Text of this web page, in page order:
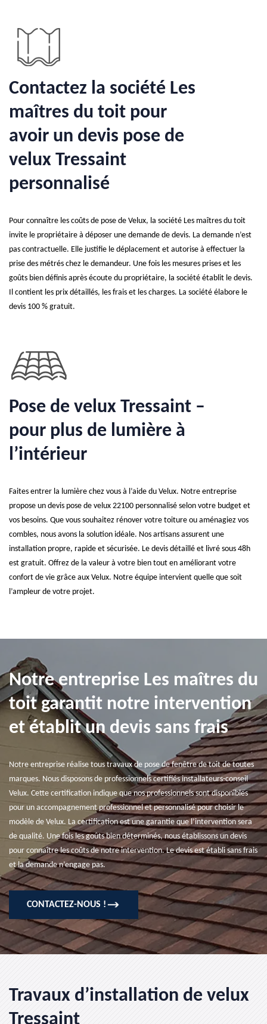
Contactez la société Les
maîtres du toit pour
avoir un devis pose de
velux Tressaint
personnalisé
Pour connaître les coûts de pose de Velux, la société Les maîtres du toit
invite le propriétaire à déposer une demande de devis. La demande n’est
pas contractuelle. Elle justifie le déplacement et autorise à effectuer la
prise des métrés chez le demandeur. Une fois les mesures prises et les
goûts bien définis après écoute du propriétaire, la société établit le devis.
Il contient les prix détaillés, les frais et les charges. La société élabore le
devis 100 % gratuit.
Pose de velux Tressaint –
pour plus de lumière à
l’intérieur
Faites entrer la lumière chez vous à l’aide du Velux. Notre entreprise
propose un devis pose de velux 22100 personnalisé selon votre budget et
vos besoins. Que vous souhaitez rénover votre toiture ou aménagiez vos
combles, nous avons la solution idéale. Nos artisans assurent une
installation propre, rapide et sécurisée. Le devis détaillé et livré sous 48h
est gratuit. Offrez de la valeur à votre bien tout en améliorant votre
confort de vie grâce aux Velux. Notre équipe intervient quelle que soit
l’ampleur de votre projet.
Notre entreprise Les maîtres du
toit garantit notre intervention
et établit un devis sans frais
Notre entreprise réalise tous travaux de pose de fenêtre de toit de toutes
marques. Nous disposons de professionnels certifiés installateurs-conseil
Velux. Cette certification indique que nos professionnels sont disponibles
pour un accompagnement professionnel et personnalisé pour choisir le
modèle de Velux. La certification est une garantie que l’intervention sera
de qualité. Une fois les goûts bien déterminés, nous établissons un devis
pour connaître les coûts de notre intervention. Le devis est établi sans frais
et la demande n’engage pas.
CONTACTEZ-NOUS !
Travaux d’installation de velux
Tressaint